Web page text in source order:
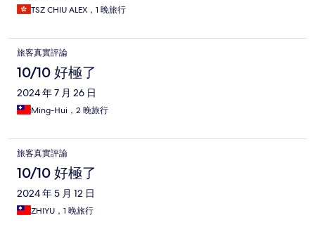
TSZ CHIU ALEX，1 晚旅行
旅客真實評論
10/10 好極了
2024 年 7 月 26 日
Ming-Hui，2 晚旅行
旅客真實評論
10/10 好極了
2024 年 5 月 12 日
ZHIYU，1 晚旅行